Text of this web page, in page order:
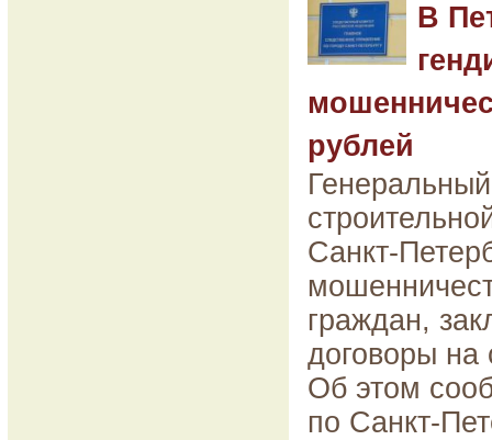
В
рублей
Санкт-
граждан,
договоры на
Об этом
по Санкт-